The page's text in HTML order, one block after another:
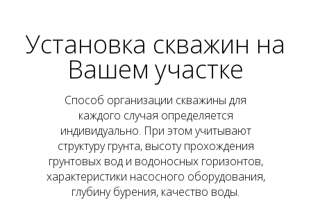
Установка скважин на
Вашем участке
Способ организации скважины для
каждого случая определяется
индивидуально. При этом учитывают
структуру грунта, высоту прохождения
грунтовых вод и водоносных горизонтов,
характеристики насосного оборудования,
глубину бурения, качество воды.